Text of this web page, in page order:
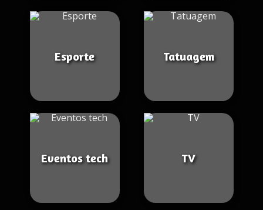
Esporte Tatuagem
Eventos tech TV